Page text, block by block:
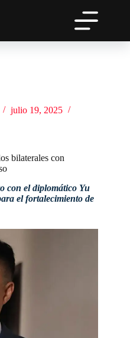
julio 19, 2025
bilaterales con
con el diplomático Yu
el fortalecimiento de